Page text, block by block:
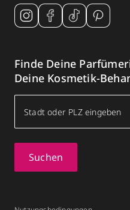
Finde Deine
Deine Kosmetik-
Suchen